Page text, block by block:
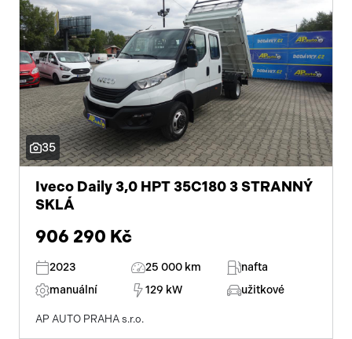
35
Iveco Daily 3,0 HPT 35C180 3 STRANNÝ
SKLÁ
906 290 Kč
2023 25 000 km
nafta
manuální
129 kW užitkové
AP AUTO PRAHA s.r.o.